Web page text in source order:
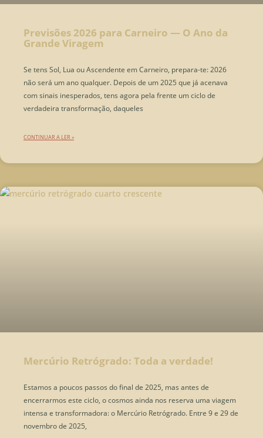
Previsões 2026 para Carneiro — O Ano da
Grande Viragem
Se tens Sol, Lua ou Ascendente em Carneiro, prepara-te: 2026
não será um ano qualquer. Depois de um 2025 que já acenava
com sinais inesperados, tens agora pela frente um ciclo de
verdadeira transformação, daqueles
CONTINUAR A LER »
Mercúrio Retrógrado: Toda a verdade!
Estamos a poucos passos do final de 2025, mas antes de
encerrarmos este ciclo, o cosmos ainda nos reserva uma viagem
intensa e transformadora: o Mercúrio Retrógrado. Entre 9 e 29 de
novembro de 2025,